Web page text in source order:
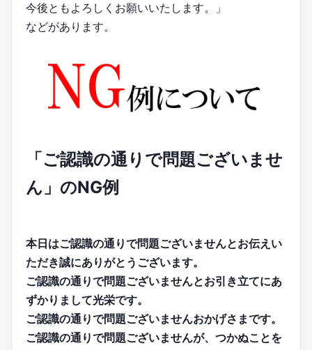
今後ともよろしくお願いいたします。」
などがあります。
「ご認識の通りで問題ございませ
ん」のNG例
本日はご認識の通りで問題ございませんとお伝えい
ただき誠にありがとうございます。
ご認識の通りで問題ございませんとお引き立てにあ
ずかりまして光栄です。
ご認識の通りで問題ございませんおかげさまです。
ご認識の通りで問題ございませんが、つかぬことを